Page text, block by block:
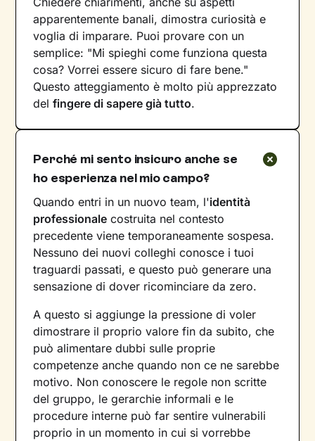
apparentemente banali, dimostra curiosità e
voglia di imparare. Puoi provare con un
semplice: "Mi spieghi come funziona questa
cosa? Vorrei essere sicuro di fare bene."
Questo atteggiamento è molto più apprezzato
delfingere di sapere già tutto.
Perché mi sento insicuro anche se
ho esperienza nel mio campo?
Quando entri in un nuovo team, l'identità
professionale costruita nel contesto
precedente viene temporaneamente sospesa.
Nessuno dei nuovi colleghi conosce i tuoi
traguardi passati, e questo può generare una
sensazione di dover ricominciare da zero.
A questo si aggiunge la pressione di voler
dimostrare il proprio valore fin da subito, che
può alimentare dubbi sulle proprie
competenze anche quando non ce ne sarebbe
motivo. Non conoscere le regole non scritte
del gruppo, le gerarchie informali e le
procedure interne può far sentire vulnerabili
proprio in un momento in cui si vorrebbe